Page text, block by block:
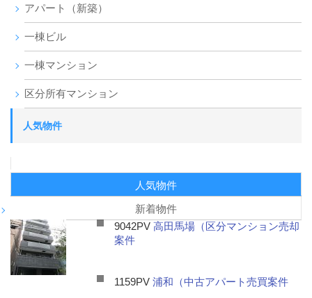
アパート（新築）
一棟ビル
一棟マンション
区分所有マンション
人気物件
人気物件
新着物件
9042PV高田馬場（区分マンション売却
案件
1159PV浦和（中古アパート売買案件